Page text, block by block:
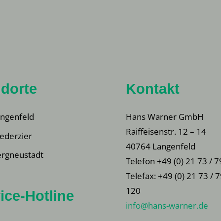
Hotline
Kontakt
Hans Warner GmbH
Raiffeisenstr. 12 – 14
40764 Langenfeld
Telefon +49 (0) 21 73 /
Telefax: +49 (0) 21 73 /
120
info@hans-warner.de